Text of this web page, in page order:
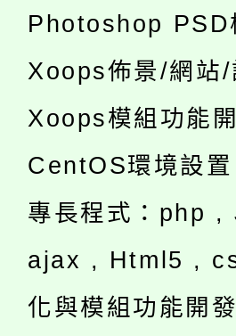
Photoshop PSD
Xoops佈景/網站/
Xoops模組功能
CentOS環境設
專長程式：php
ajax , Html5 ,
化與模組功能開發